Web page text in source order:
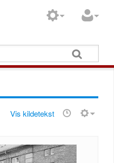
Vis kildetekst